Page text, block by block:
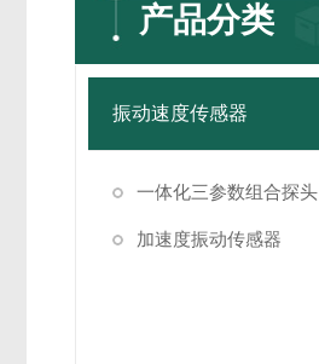
产品分类
振动速度传感器
一体化三参数组合探头
加速度振动传感器